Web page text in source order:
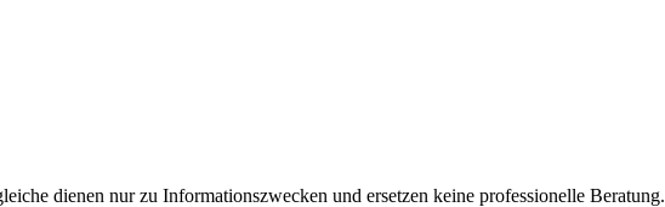
dienen nur zu Informationszwecken und ersetzen keine professionelle Beratung.